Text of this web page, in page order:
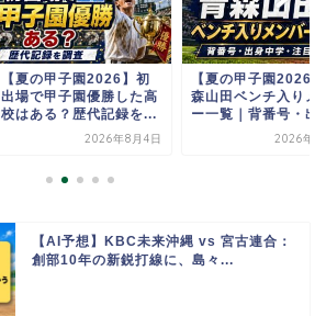
【夏の甲子園2026】初
出場で甲子園優勝した高
校はある？歴代記録を...
2026年8月4日
【夏の甲子園2026
森山田ベンチ入りメ
ー一覧｜背番号・出
2026年8
【AI予想】KBC未来沖縄 vs 宮古連合：
創部10年の新鋭打線に、島々...